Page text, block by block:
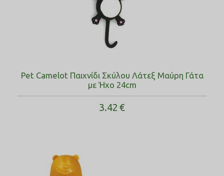
Pet Camelot Παιχνίδι Σκύλου Λάτεξ Μαύρη Γάτα
με Ήχο 24cm
3.42 €